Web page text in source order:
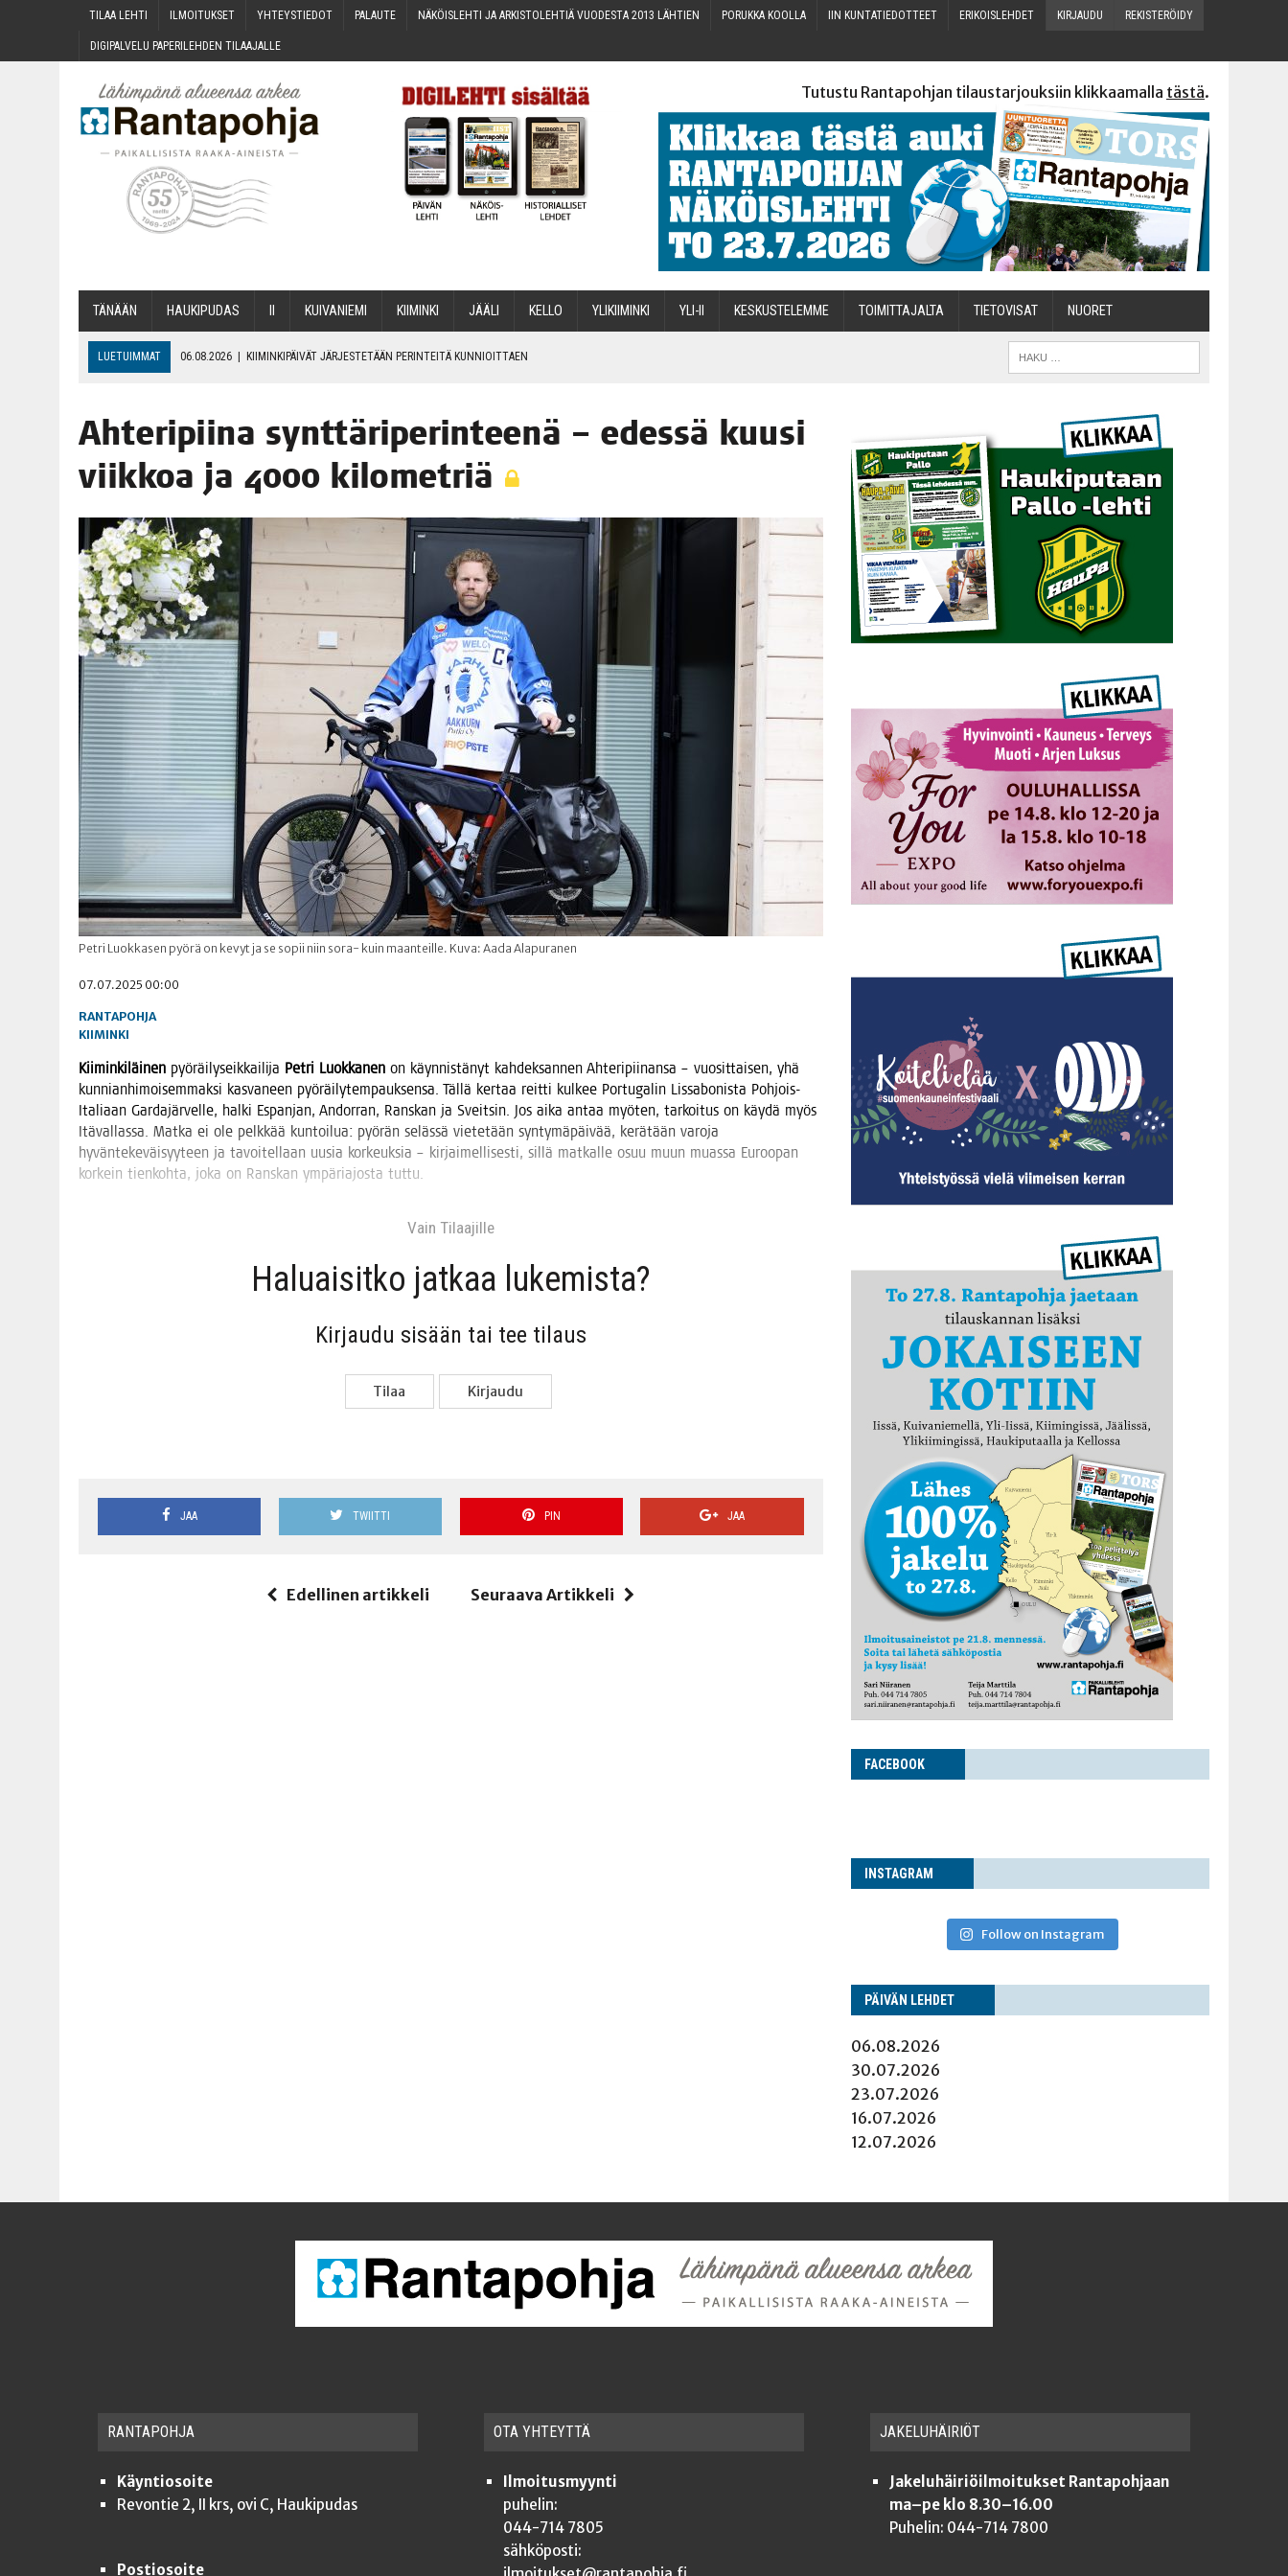
TILAA LEH­TI ILMOI­TUK­SET YHTEYS­TIE­DOT PALAU­TE NÄKÖIS­LEH­TI JA ARKIS­TO­LEH­TIÄ VUO­DES­TA 2013 LÄHTIEN PORUK­KA KOOLLA IIN KUN­TA­TIE­DOT­TEET ERI­KOIS­LEH­DET KIR­JAU­DU REKIS­TE­RÖI­DY
DIGI­PAL­VE­LU PAPE­RI­LEH­DEN TILAAJALLE
Tutustu Rantapohjan tilaustarjouksiin klikkaamalla tästä.
TÄNÄÄN HAU­KI­PU­DAS KUI­VA­NIE­MI KII­MIN­KI JÄÄ­LI KEL­LO YLI­KII­MIN­KI YLI-II KES­KUS­TE­LEM­ME TOI­MIT­TA­JAL­TA TIETOVISAT NUO­RET
LUETUIMMAT 06.08.2026 | KII­MIN­KI­PÄI­VÄT JÄR­JES­TE­TÄÄN PERIN­TEI­TÄ KUNNIOITTAEN
06.08.2026 MAKA­RO­NI­LAA­TI­KOL­LA ARKEEN
OPIN­TOI­HIN KAN­SA­LAIS­OPIS­TOS­SA VOI SAA­DA AVUSTUSTA
08.08.2026 | MENO­VINK­KE­JÄ LOP­PU­KE­SÄN TAPAHTUMIIN
Ahte­ri­pii­na synt­tä­ri­pe­rin­tee­nä – edes­sä kuusi
viik­koa ja 4000 kilometriä
Petri Luokkasen pyörä on kevyt ja se sopii niin sora- kuin maanteille. Kuva: Aada Alapuranen
07.07.2025 00:00
RANTAPOHJA
KIIMINKI
Kii­min­ki­läi­nen pyö­räi­ly­seik­kai­li­ja Pet­ri Luok­ka­nen on käyn­nis­tä­nyt kah­dek­san­nen Ahte­ri­pii­nan­sa – vuo­sit­tai­sen, yhä
kun­nian­hi­moi­sem­mak­si kas­va­neen pyö­räi­ly­tem­pauk­sen­sa. Täl­lä ker­taa reit­ti kul­kee Por­tu­ga­lin Lis­sa­bo­nis­ta Poh­jois-
Ita­li­aan Gar­da­jär­vel­le, hal­ki Espan­jan, Andor­ran, Rans­kan ja Sveit­sin. Jos aika antaa myö­ten, tar­koi­tus on käy­dä myös
Itä­val­las­sa. Mat­ka ei ole pelk­kää kun­toi­lua: pyö­rän seläs­sä vie­te­tään syn­ty­mä­päi­vää, kerä­tään varo­ja
hyvän­te­ke­väi­syy­teen ja tavoi­tel­laan uusia kor­keuk­sia – kir­jai­mel­li­ses­ti, sil­lä mat­kal­le osuu muun muas­sa Euroo­pan
kor­kein tien­koh­ta, joka on Rans­kan ympä­ria­jos­ta tuttu.
Vain Tilaa­jil­le
Haluai­sit­ko jat­kaa lukemista?
Kir­jau­du sisään tai tee tilaus
Tilaa Kir­jau­du
JAA TWIITTI PIN JAA
Edellinen artikkeli Seuraava Artikkeli
FACE­BOOK
INS­TA­GRAM
Follow on Instagram
PÄI­VÄN LEHDET
06.08.2026
30.07.2026
23.07.2026
16.07.2026
12.07.2026
RAN­TA­POH­JA
Käyntiosoite
Revontie 2, II krs, ovi C, Haukipudas
Postiosoite
OTA YHTEYT­TÄ
Ilmoitusmyynti
puhelin:
044-714 7805
sähköposti:
JAKE­LU­HÄI­RIÖT
Jakeluhäiriöilmoitukset Rantapohjaan
ma–pe klo 8.30–16.00
Puhelin: 044-714 7800